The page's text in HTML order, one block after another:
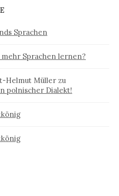
Sprachen
Sprachen lernen?
Helmut Müller zu
polnischer Dialekt!